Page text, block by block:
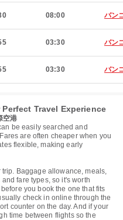
08:00 バン
03:30 バン
03:30 バン
Travel Experience
空港
be easily searched and
are often cheaper when you
flexible, making early
Baggage allowance, meals,
fare types, so it's worth
you book the one that fits
check in online through the
counter on the day. And if your
time between flights so the